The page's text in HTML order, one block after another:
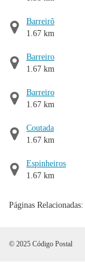
Barreirô
1.67 km
Barreiro
1.67 km
Barreiro
1.67 km
Coutada
1.67 km
Espinheiros
1.67 km
Páginas Relacionadas:
© 2025 Código Postal